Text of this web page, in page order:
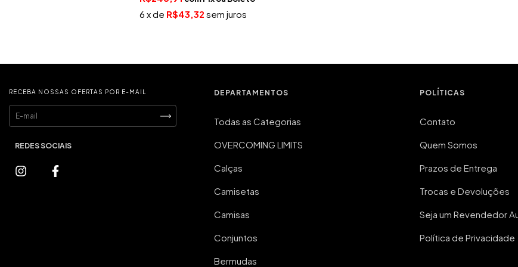
6 x de R$43,32 sem juros
RECEBA NOSSAS OFERTAS POR E-MAIL DEPARTAMENTOS
Todas as Categorias
OVERCOMING LIMITS
Calças
Camisetas
Camisas
Conjuntos
Bermudas
POLÍTICAS
Contato
Quem Somos
Prazos de Entrega
Trocas e Devoluções
Seja um Revendedor
Política de Privacidade